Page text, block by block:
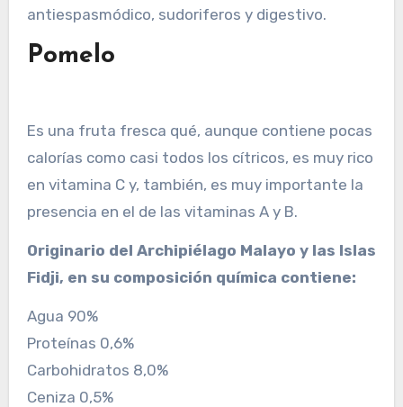
antiespasmódico, sudoriferos y digestivo.
Pomelo
Es una fruta fresca qué, aunque contiene pocas
calorías como casi todos los cítricos, es muy rico
en vitamina C y, también, es muy importante la
presencia en el de las vitaminas A y B.
Originario del Archipiélago Malayo y las Islas
Fidji, en su composición química contiene:
Agua 90%
Proteínas 0,6%
Carbohidratos 8,0%
Ceniza 0,5%